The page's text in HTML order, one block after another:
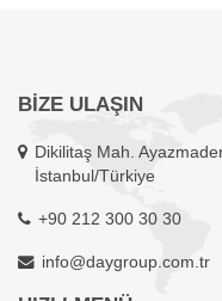
BİZE ULAŞIN
Dikilitaş Mah.
İstanbul/Türkiye
+90 212 300 30 30
info@daygroup.com.tr